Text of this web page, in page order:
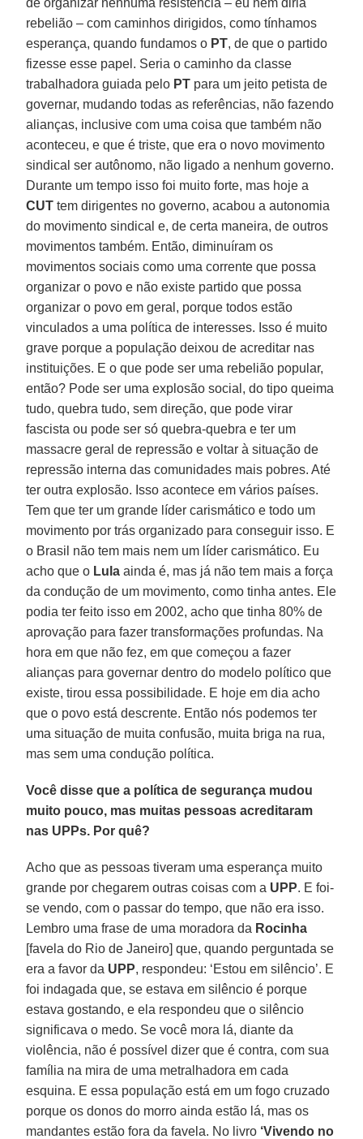
rebelião – com caminhos dirigidos, como tínhamos
esperança, quando fundamos o PT, de que o partido
fizesse esse papel. Seria o caminho da classe
trabalhadora guiada pelo PT para um jeito petista de
governar, mudando todas as referências, não fazendo
alianças, inclusive com uma coisa que também não
aconteceu, e que é triste, que era o novo movimento
sindical ser autônomo, não ligado a nenhum governo.
Durante um tempo isso foi muito forte, mas hoje a
CUT tem dirigentes no governo, acabou a autonomia
do movimento sindical e, de certa maneira, de outros
movimentos também. Então, diminuíram os
movimentos sociais como uma corrente que possa
organizar o povo e não existe partido que possa
organizar o povo em geral, porque todos estão
vinculados a uma política de interesses. Isso é muito
grave porque a população deixou de acreditar nas
instituições. E o que pode ser uma rebelião popular,
então? Pode ser uma explosão social, do tipo queima
tudo, quebra tudo, sem direção, que pode virar
fascista ou pode ser só quebra-quebra e ter um
massacre geral de repressão e voltar à situação de
repressão interna das comunidades mais pobres. Até
ter outra explosão. Isso acontece em vários países.
Tem que ter um grande líder carismático e todo um
movimento por trás organizado para conseguir isso. E
o Brasil não tem mais nem um líder carismático. Eu
acho que o Lula ainda é, mas já não tem mais a força
da condução de um movimento, como tinha antes. Ele
podia ter feito isso em 2002, acho que tinha 80% de
aprovação para fazer transformações profundas. Na
hora em que não fez, em que começou a fazer
alianças para governar dentro do modelo político que
existe, tirou essa possibilidade. E hoje em dia acho
que o povo está descrente. Então nós podemos ter
uma situação de muita confusão, muita briga na rua,
mas sem uma condução política.
Você disse que a política de segurança mudou
muito pouco, mas muitas pessoas acreditaram
nas UPPs. Por quê?
Acho que as pessoas tiveram uma esperança muito
grande por chegarem outras coisas com a UPP. E foi-
se vendo, com o passar do tempo, que não era isso.
Lembro uma frase de uma moradora da Rocinha
[favela do Rio de Janeiro] que, quando perguntada se
era a favor da UPP, respondeu: ‘Estou em silêncio’. E
foi indagada que, se estava em silêncio é porque
estava gostando, e ela respondeu que o silêncio
significava o medo. Se você mora lá, diante da
violência, não é possível dizer que é contra, com sua
família na mira de uma metralhadora em cada
esquina. E essa população está em um fogo cruzado
porque os donos do morro ainda estão lá, mas os
mandantes estão fora da favela. No livro ‘Vivendo no